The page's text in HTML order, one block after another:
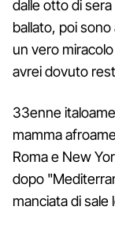
dalle otto di
ballato, poi
un vero
avrei dovuto
33enne
mamma
Roma e New
dopo
manciata di sale